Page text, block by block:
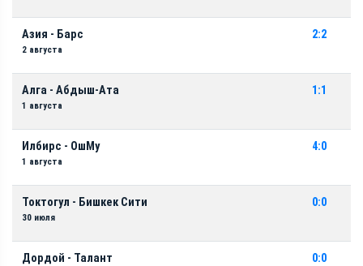
Азия - Барс
2 августа
2:2
Алга - Абдыш-Ата
1 августа
1:1
Илбирс - ОшМу
1 августа
4:0
Токтогул - Бишкек Сити
30 июля
0:0
Дордой - Талант 0:0